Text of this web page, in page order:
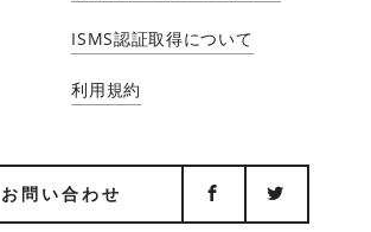
ISMS認証取得について
利用規約
お問い合わせ